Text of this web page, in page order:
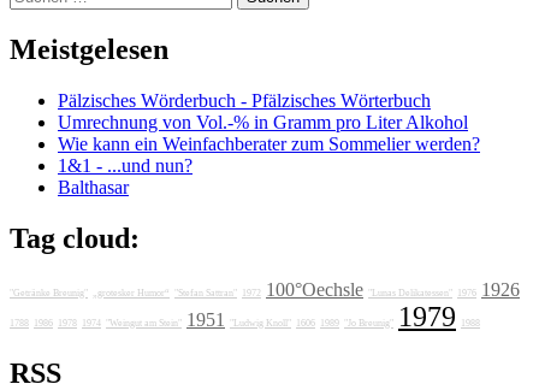
nach:
Meistgelesen
Pälzisches Wörderbuch - Pfälzisches Wörterbuch
Umrechnung von Vol.-% in Gramm pro Liter Alkohol
Wie kann ein Weinfachberater zum Sommelier werden?
1&1 - ...und nun?
Balthasar
Tag cloud:
"Getränke Breunig" „grotesker Humor“ "Stefan Sattran" 1972 100°Oechsle "Lunas Delikatessen" 1976 1926
1788 1986 1978 1974 "Weingut am Stein" 1951 "Ludwig Knoll" 1606 1989 "Jo Breunig" 1979 1988
RSS